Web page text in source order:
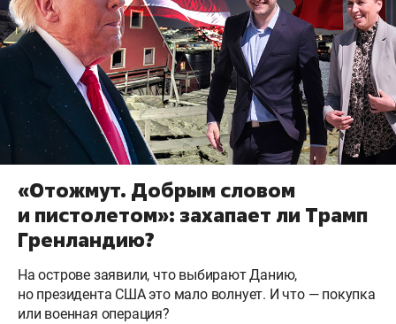
«Отожмут. Добрым словом
и пистолетом»: захапает ли Трамп
Гренландию?
На острове заявили, что выбирают Данию,
но президента США это мало волнует. И что — покупка
или военная операция?